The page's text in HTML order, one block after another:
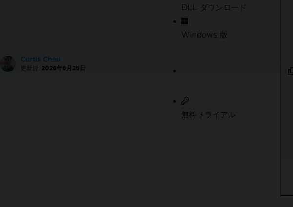
Azure Blob Storageから画像を埋め込む
Curtis Chau
更新日: 2026年6月28日
DLL ダウンロード
Windows 版
無料トライアル